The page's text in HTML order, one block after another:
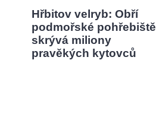
Hřbitov velryb: Obří
podmořské pohřebiště
skrývá miliony
pravěkých kytovců